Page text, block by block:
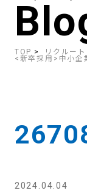
TOP リクルート
<新卒採用>中小企
2024.04.04